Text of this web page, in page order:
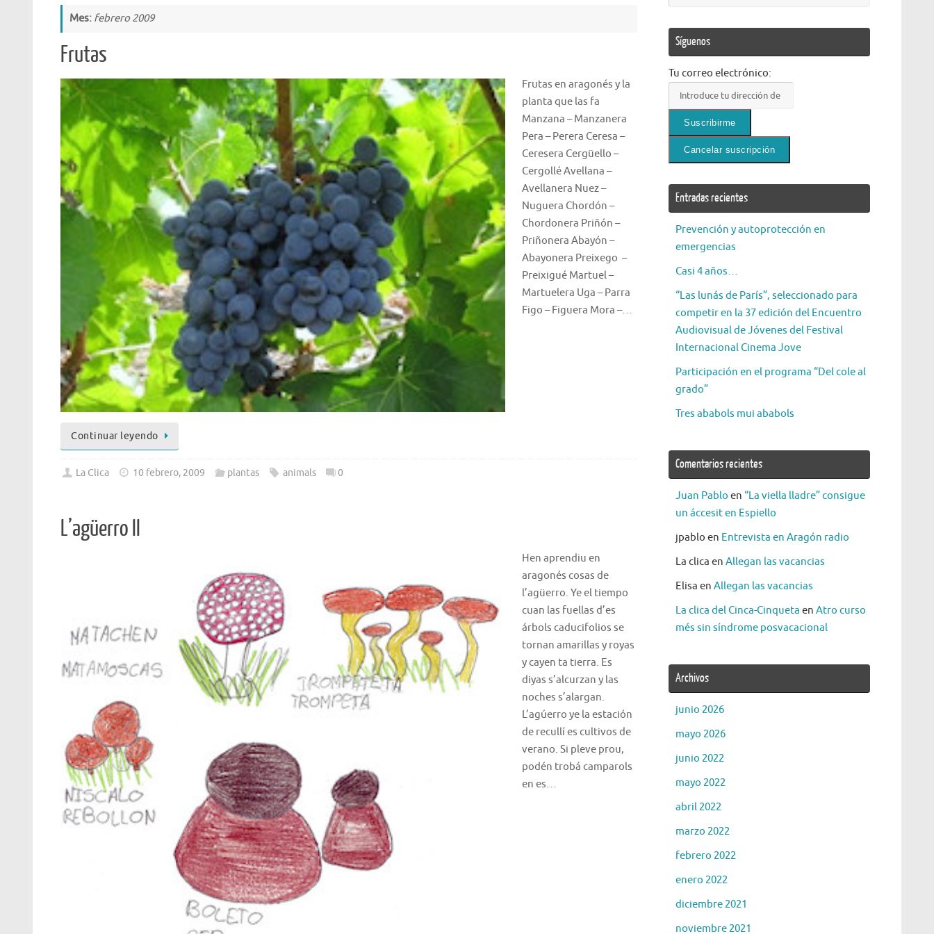
Mes: febrero 2009
Frutas
Frutas en aragonés y la
planta que las fa
Manzana – Manzanera
Pera – Perera Ceresa –
Ceresera Cergüello –
Cergollé Avellana –
Avellanera Nuez –
Nuguera Chordón –
Chordonera Priñón –
Priñonera Abayón –
Abayonera Preixego –
Preixigué Martuel –
Martuelera Uga – Parra
Figo – Figuera Mora –…
Continuar leyendo
La Clica 10 febrero, 2009 plantas animals 0
L’agüerro II
Hen aprendiu en
aragonés cosas de
l’agüerro. Ye el tiempo
cuan las fuellas d’es
árbols caducifolios se
tornan amarillas y royas
y cayen ta tierra. Es
diyas s’alcurzan y las
noches s’alargan.
L’agúerro ye la estación
de recullí es cultivos de
verano. Si pleve prou,
podén trobá camparols
en es…
Síguenos
Tu correo electrónico:
Entradas recientes
Prevención y autoprotección en
emergencias
Casi 4 años…
“Las lunás de París”, seleccionado para
competir en la 37 edición del Encuentro
Audiovisual de Jóvenes del Festival
Internacional Cinema Jove
Participación en el programa “Del cole al
grado”
Tres ababols mui ababols
Comentarios recientes
Juan Pablo en “La viella lladre” consigue
un áccesit en Espiello
jpablo en Entrevista en Aragón radio
La clica en Allegan las vacancias
Elisa en Allegan las vacancias
La clica del Cinca-Cinqueta en Atro curso
més sin síndrome posvacacional
Archivos
junio 2026
mayo 2026
junio 2022
mayo 2022
abril 2022
marzo 2022
febrero 2022
enero 2022
diciembre 2021
noviembre 2021